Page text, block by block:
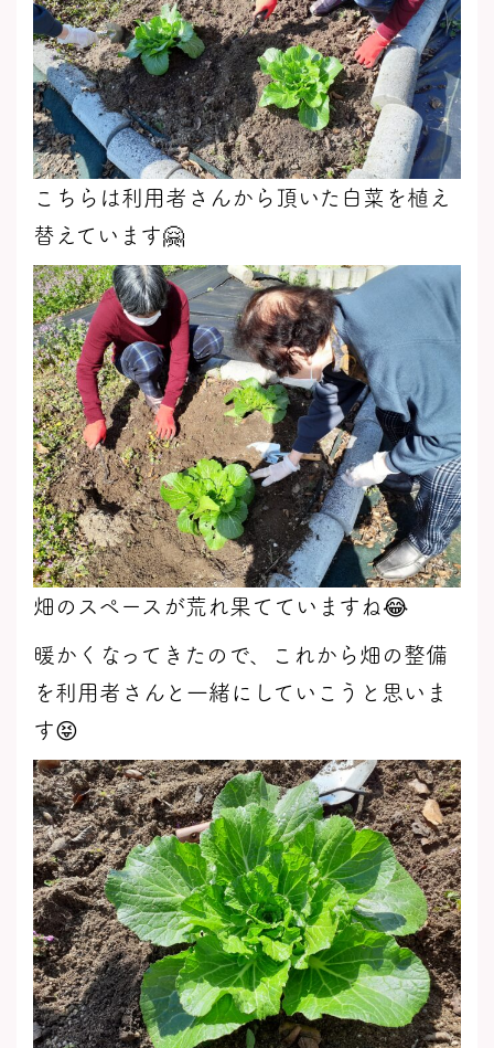
こちらは利用者さんから頂いた白菜を植え
替えています🤗
畑のスペースが荒れ果てていますね😂
暖かくなってきたので、これから畑の整備
を利用者さんと一緒にしていこうと思いま
す😝